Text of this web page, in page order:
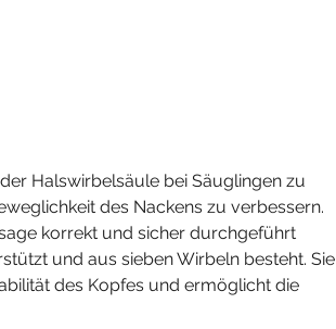
des Nackens zu verbessern.
korrekt und sicher durchgeführt
und aus sieben Wirbeln besteht. Sie
des Kopfes und ermöglicht die